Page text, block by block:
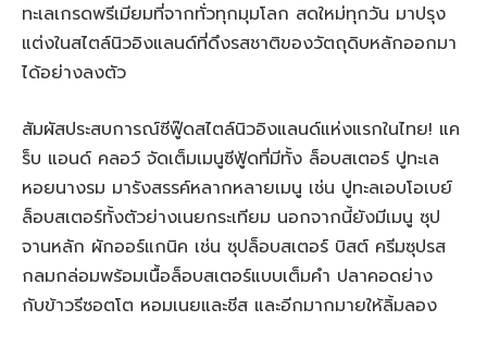
ทะเลเกรดพรีเมียมที่จากทั่วทุกมุมโลก สดใหม่ทุกวัน มาปรุง
แต่งในสไตล์นิวอิงแลนด์ที่ดึงรสชาติของวัตถุดิบหลักออกมา
ได้อย่างลงตัว
สัมผัสประสบการณ์ซีฟู๊ดสไตล์นิวอิงแลนด์แห่งแรกในไทย! แค
ร็บ แอนด์ คลอว์ จัดเต็มเมนูซีฟู้ดที่มีทั้ง ล็อบสเตอร์ ปูทะเล
หอยนางรม มารังสรรค์หลากหลายเมนู เช่น ปูทะลเอบโอเบย์
ล็อบสเตอร์ทั้งตัวย่างเนยกระเทียม นอกจากนี้ยังมีเมนู ซุป
จานหลัก ผักออร์แกนิค เช่น ซุปล็อบสเตอร์ บิสต์ ครีมซุปรส
กลมกล่อมพร้อมเนื้อล็อบสเตอร์แบบเต็มคำ ปลาคอดย่าง
กับข้าวรีซอตโต หอมเนยและชีส และอีกมากมายให้ลิ้มลอง